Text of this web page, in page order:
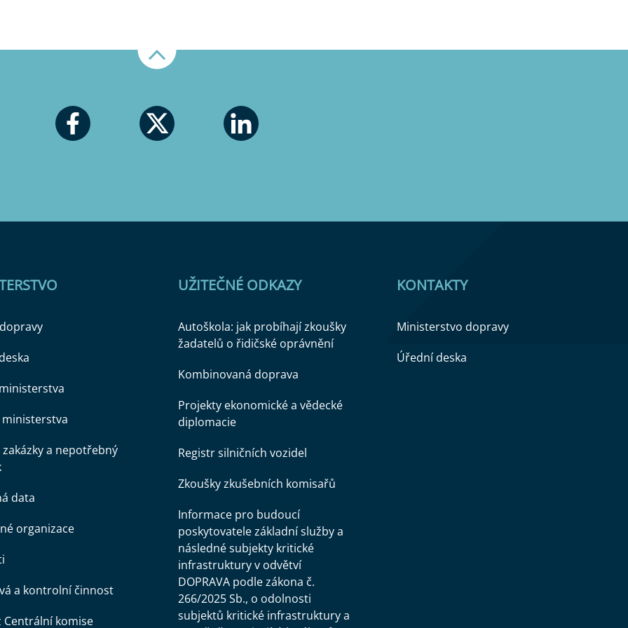
a nepotřebný
data
organizace
a kontrolní činnost
Centrální komise
UŽITEČNÉ ODKAZY
Autoškola: jak probíhají zkoušky
žadatelů o řidičské oprávnění
Kombinovaná doprava
Projekty ekonomické a vědecké
diplomacie
Registr silničních vozidel
Zkoušky zkušebních komisařů
Informace pro budoucí
poskytovatele základní služby a
následné subjekty kritické
infrastruktury v odvětví
DOPRAVA podle zákona č.
266/2025 Sb., o odolnosti
subjektů kritické infrastruktury a
KONTAKTY
Ministerstvo dopravy
Úřední deska